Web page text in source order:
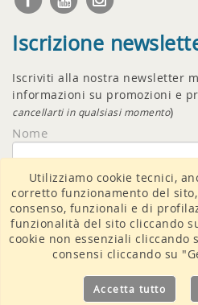
Iscrizione
Iscriviti alla nostra newsletter
informazioni su promozioni e
cancellarti in qualsiasi momento)
Nome
Email
Accetto iltrattamento dati
Utilizziamo cookie tecnici,
corretto funzionamento del
consenso, funzionali e di
funzionalità del sito cliccando
cookie non essenziali
consensi cliccando su
Accetta tutto